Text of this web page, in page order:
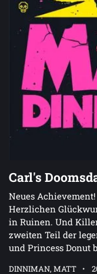
Carl's
Neues Achievement!
Herzlichen
in Ruinen. Und
zweiten Teil der
und Princess Donut
DINNIMAN, MATT